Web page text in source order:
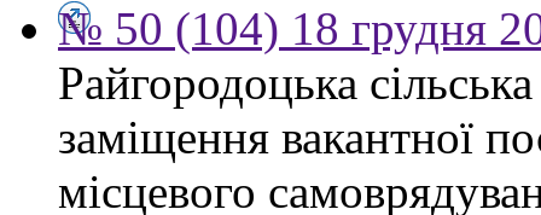
№ 50 (104) 18 грудня
Райгородоцька
заміщення вакантної
місцевого